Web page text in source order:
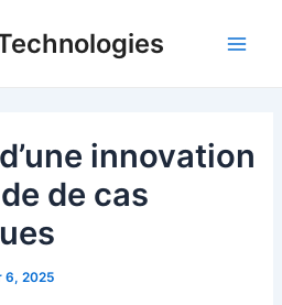
innovation
de cas
6, 2025